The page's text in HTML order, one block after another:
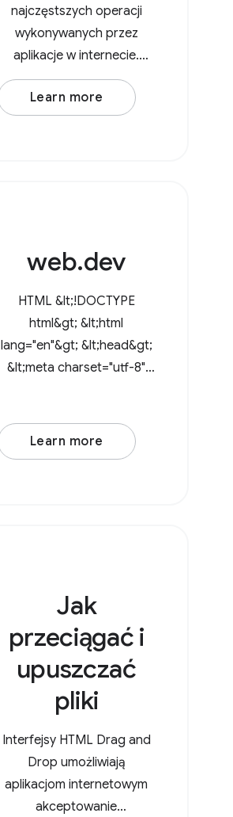
najczęstszych operacji
wykonywanych przez
aplikacje w internecie.
Tradycyjnie użytkownicy
musieli przesłać plik,
Learn more
web.dev
HTML &lt;!DOCTYPE
html&gt; &lt;html
lang="en"&gt; &lt;head&gt;
&lt;meta charset="utf-8"
content="width=device-
width, initial-scale=1" /&gt;
Learn more
Jak
przeciągać i
upuszczać
pliki
Interfejsy HTML Drag and
Drop umożliwiają
aplikacjom internetowym
akceptowanie